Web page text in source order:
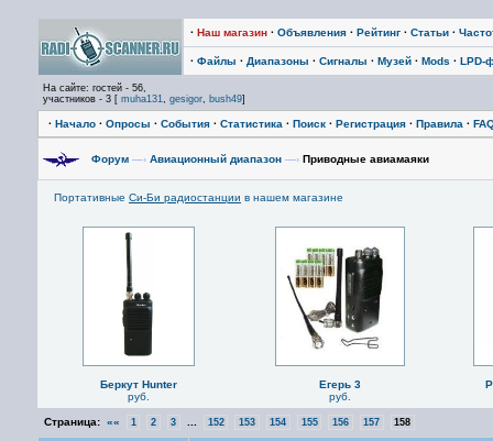
· Наш магазин · Объявления · Рейтинг · Статьи ·
· Файлы · Диапазоны · Сигналы · Музей · Mods · LPD-
На сайте: гостей - 56,
участников - 3 [ muha131, gesigor, bush49]
· Начало · Опросы · События · Статистика · Поиск · Регистрация · Правила ·
Форум —› Авиационный диапазон —› Приводные авиамаяки
Портативные Си-Би радиостанции в нашем магазине
Беркут Hunter
руб.
Егерь 3
руб.
Страница: «« 1 2 3 152 153 154 155 156 157 158